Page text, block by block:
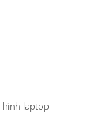
hình laptop